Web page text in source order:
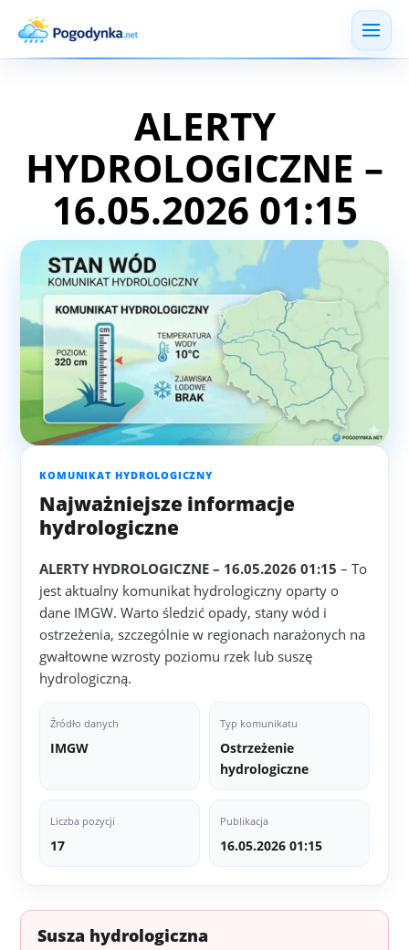
ALERTY
HYDROLOGICZNE –
16.05.2026 01:15
KOMUNIKAT HYDROLOGICZNY
Najważniejsze informacje
hydrologiczne
ALERTY HYDROLOGICZNE – 16.05.2026 01:15 – To
jest aktualny komunikat hydrologiczny oparty o
dane IMGW. Warto śledzić opady, stany wód i
ostrzeżenia, szczególnie w regionach narażonych na
gwałtowne wzrosty poziomu rzek lub suszę
hydrologiczną.
Źródło danych
IMGW
Typ komunikatu
Ostrzeżenie
hydrologiczne
Liczba pozycji
17
Publikacja
16.05.2026 01:15
Susza hydrologiczna